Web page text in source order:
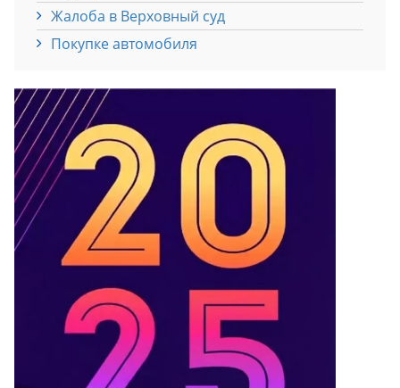
Жалоба в Верховный суд
Покупке автомобиля